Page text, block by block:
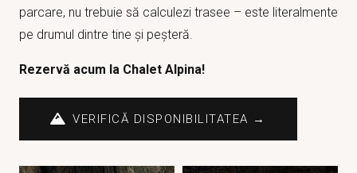
parcare, nu trebuie să calculezi trasee – este literalmente
pe drumul dintre tine și peșteră.
Rezervă acum la Chalet Alpina!
VERIFICĂ DISPONIBILITATEA →